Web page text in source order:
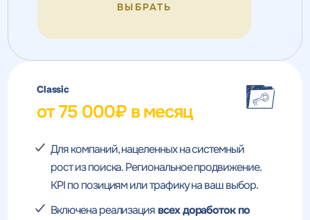
ВЫБРАТЬ
Classic
от 75 000₽ в месяц
Для компаний, нацеленных на системный
рост из поиска. Региональное продвижение.
KPI по позициям или трафику на ваш выбор.
Включена реализациявсех доработок по